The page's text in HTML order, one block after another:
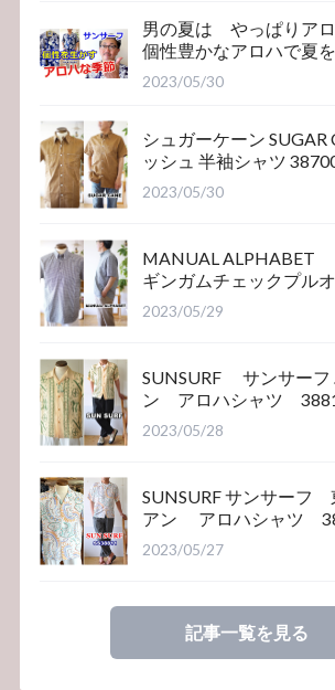
男の夏は やっぱりアロ
個性豊かなアロハで夏
き！サンサーフ
2023/05/30
シュガーケーン SUGAR
ッシュ 半袖シャツ
2023/05/30
MANUAL ALPHABET
ギンガムチェックプル
ンダウンシャツ
2023/05/29
SUNSURF サンサーフ
ン アロハシャツ
ャツ
2023/05/28
SUNSURF サンサー
アン アロハシャツ
ンタープライズ
2023/05/27
記事一覧を見る